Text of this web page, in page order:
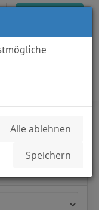
Alle ablehnen
Speichern